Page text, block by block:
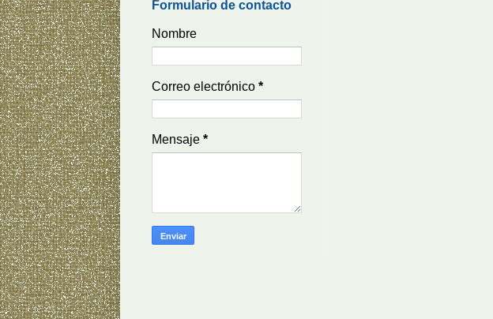
Formulario de contacto
Nombre
Correo electrónico *
Mensaje *